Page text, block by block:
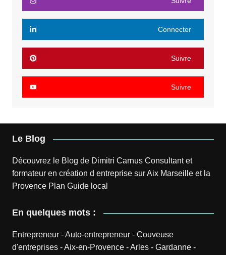
Connecter
Suivre
Suivre
Le Blog
Découvrez le Blog de Dimitri CarnusConsultant et
formateur en création d entreprise sur Aix Marseille et la
Provence Plan Guide local
En quelques mots :
Entrepreneur-Auto-entrepreneur- Couveuse
d'entreprises-Aix-en-Provence-Arles- Gardanne-